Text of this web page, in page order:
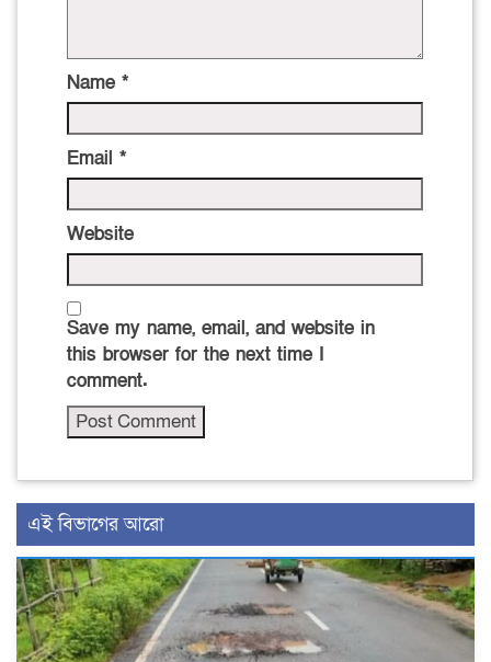
Name *
Email *
Website
Save my name, email, and website in
this browser for the next time I
comment.
এই বিভাগের আরো